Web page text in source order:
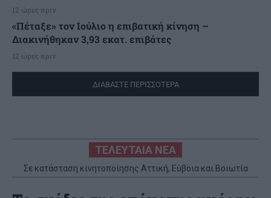
12 ώρες πριν
«Πέταξε» τον Ιούλιο η επιβατική κίνηση –
Διακινήθηκαν 3,93 εκατ. επιβάτες
12 ώρες πριν
ΔΙΑΒΑΣΤΕ ΠΕΡΙΣΣΟΤΕΡΑ